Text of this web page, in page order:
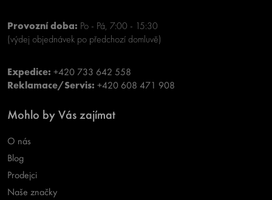
Provozní doba: Po - Pá, 7:00 - 15:30
(výdej objednávek po předchozí domluvě)
Expedice: +420 733 642 558
Reklamace/Servis: +420 608 471 908
Mohlo by Vás zajímat
O nás
Blog
Prodejci
Naše značky